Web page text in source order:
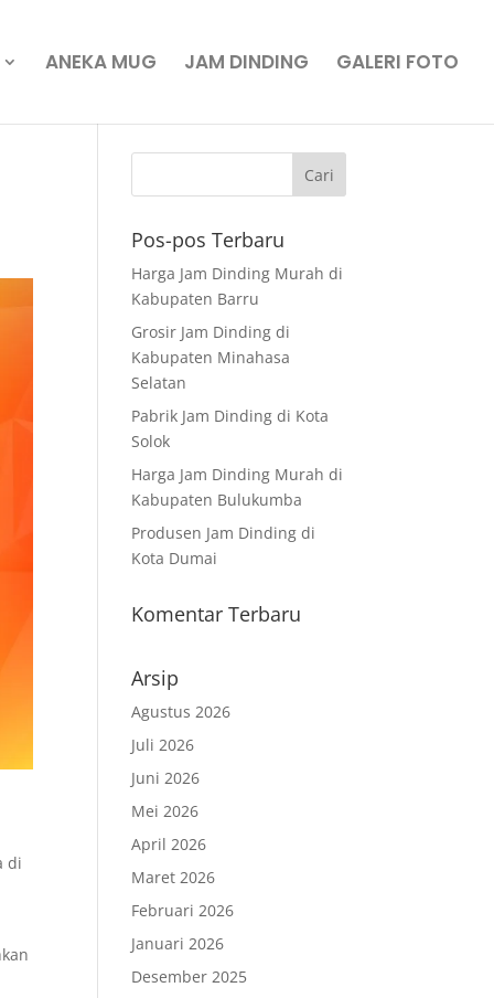
ANEKA MUG JAM DINDING GALERI FOTO
di
Pos-pos Terbaru
Harga Jam Dinding Murah di
Kabupaten Barru
Grosir Jam Dinding di
Kabupaten Minahasa
Selatan
Pabrik Jam Dinding di Kota
Solok
Harga Jam Dinding Murah di
Kabupaten Bulukumba
Produsen Jam Dinding di
Kota Dumai
Komentar Terbaru
Arsip
Agustus 2026
Juli 2026
Juni 2026
Mei 2026
April 2026
Maret 2026
Februari 2026
Januari 2026
Desember 2025